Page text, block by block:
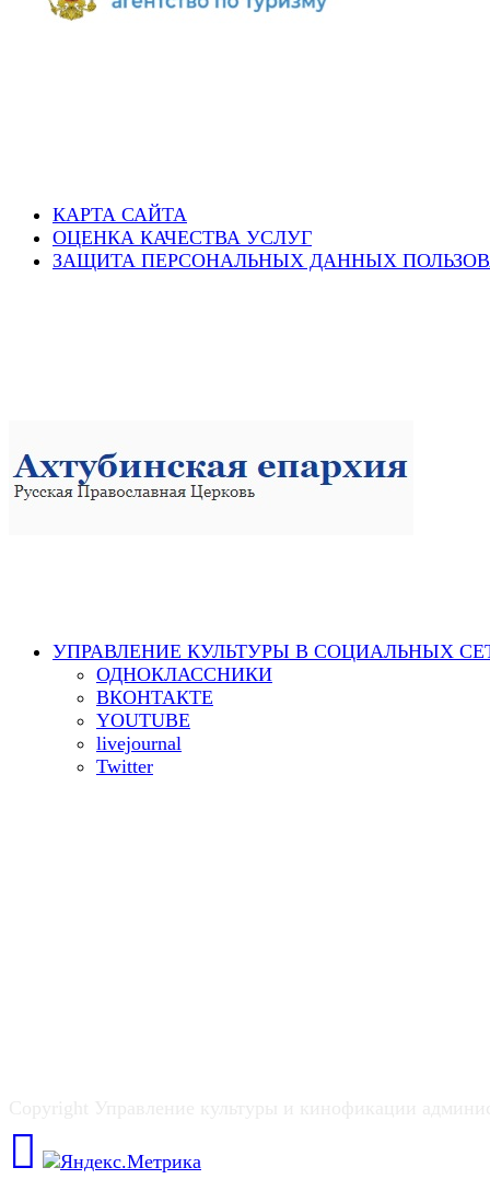
КАРТА САЙТА
ОЦЕНКА КАЧЕСТВА УСЛУГ
ЗАЩИТА ПЕРСОНАЛЬНЫХ ДАННЫХ
УПРАВЛЕНИЕ КУЛЬТУРЫ В СОЦИАЛЬНЫХ
ОДНОКЛАССНИКИ
ВКОНТАКТЕ
YOUTUBE
livejournal
Twitter